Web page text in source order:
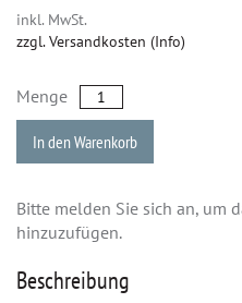
inkl. MwSt.
zzgl. Versandkosten (Info)
Menge
In den Warenkorb
Bitte melden Sie sich an, um
hinzuzufügen.
Beschreibung